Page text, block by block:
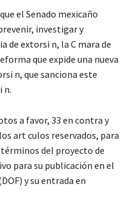
el Senado mexicaño
investigar y
de extorsi n, la C mara de
que expide una nueva
n, que sanciona este
n.
a favor, 33 en contra y
art culos reservados, para
del proyecto de
para su publicación en el
y su entrada en